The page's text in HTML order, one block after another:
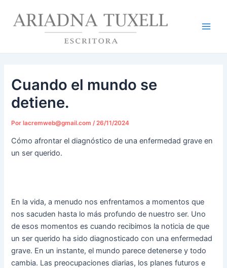
Cuando el mundo se
detiene.
Por lacremweb@gmail.com/26/11/2024
Cómo afrontar el diagnóstico de una enfermedad grave en
un ser querido.
En la vida, a menudo nos enfrentamos a momentos que
nos sacuden hasta lo más profundo de nuestro ser. Uno
de esos momentos es cuando recibimos la noticia de que
un ser querido ha sido diagnosticado con una enfermedad
grave. En un instante, el mundo parece detenerse y todo
cambia. Las preocupaciones diarias, los planes futuros e